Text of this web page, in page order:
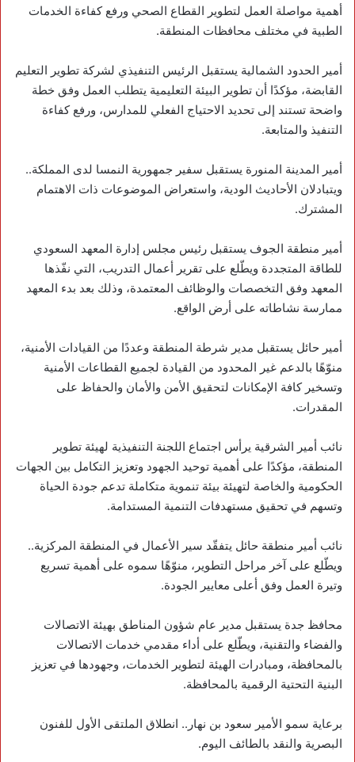
أهمية مواصلة العمل لتطوير القطاع الصحي ورفع كفاءة الخدمات
الطبية في مختلف محافظات المنطقة.
‏أمير الحدود الشمالية يستقبل الرئيس التنفيذي لشركة تطوير التعليم
القابضة، مؤكدًا أن تطوير البيئة التعليمية يتطلب العمل وفق خطة
واضحة تستند إلى تحديد الاحتياج الفعلي للمدارس، ورفع كفاءة
التنفيذ والمتابعة.
‏أمير المدينة المنورة يستقبل سفير جمهورية النمسا لدى المملكة..
ويتبادلان الأحاديث الودية، واستعراض الموضوعات ذات الاهتمام
المشترك.
‏أمير منطقة الجوف يستقبل رئيس مجلس إدارة المعهد السعودي
للطاقة المتجددة ويطّلع على تقرير أعمال التدريب، التي نفّذها
المعهد وفق التخصصات والوظائف المعتمدة، وذلك بعد بدء المعهد
ممارسة نشاطاته على أرض الواقع.
‏أمير حائل يستقبل مدير شرطة المنطقة وعددًا من القيادات الأمنية،
منوّهًا بالدعم غير المحدود من القيادة لجميع القطاعات الأمنية
وتسخير كافة الإمكانات لتحقيق الأمن والأمان والحفاظ على
المقدرات‏.
‏نائب أمير الشرقية يرأس اجتماع اللجنة التنفيذية لهيئة تطوير
المنطقة، مؤكدًا على أهمية توحيد الجهود وتعزيز التكامل بين الجهات
الحكومية والخاصة لتهيئة بيئة تنموية متكاملة تدعم جودة الحياة
وتسهم في تحقيق مستهدفات التنمية المستدامة.
‏نائب أمير منطقة حائل يتفقّد سير الأعمال في المنطقة المركزية..
ويطّلع على آخر مراحل التطوير، منوّهًا سموه على أهمية تسريع
وتيرة العمل وفق أعلى معايير الجودة.
‏محافظ جدة يستقبل مدير عام شؤون المناطق بهيئة الاتصالات
والفضاء والتقنية، ويطّلع على أداء مقدمي خدمات الاتصالات
بالمحافظة، ومبادرات الهيئة لتطوير الخدمات، وجهودها في تعزيز
البنية التحتية الرقمية بالمحافظة.
‏برعاية سمو الأمير سعود بن نهار.. انطلاق الملتقى الأول للفنون
البصرية والنقد بالطائف اليوم.